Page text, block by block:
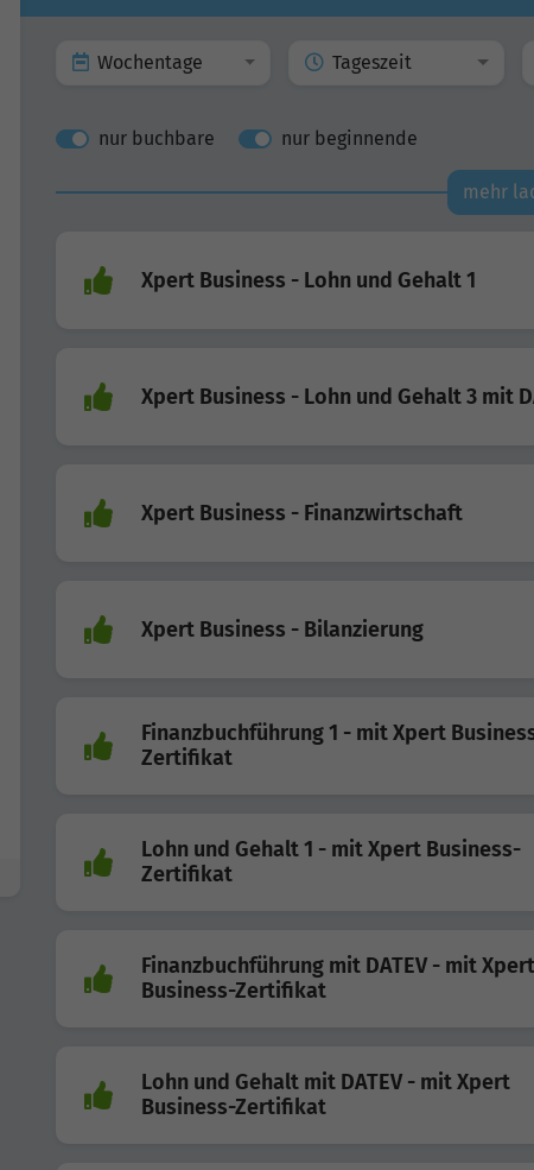
Wochentage Tageszeit
nur buchbare nur beginnende
mehr
Xpert Business - Lohn und Gehalt 1
Xpert Business - Lohn und Gehalt 3 mit
Xpert Business - Finanzwirtschaft
Xpert Business - Bilanzierung
Finanzbuchführung 1 - mit Xpert
Zertifikat
Lohn und Gehalt 1 - mit Xpert Business-
Zertifikat
Finanzbuchführung mit DATEV - mit Xpert
Business-Zertifikat
Lohn und Gehalt mit DATEV - mit Xpert
Business-Zertifikat